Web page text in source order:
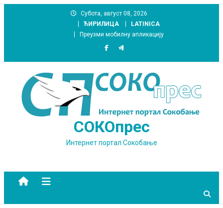
Субота, август 08, 2026
ЋИРИЛИЦА
LATINICA
Преузми мобилну апликацију
СОКОпрес
Интернет портал Сокобање